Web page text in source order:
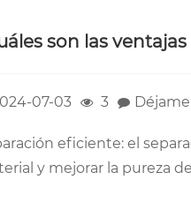
son las
07-03 3
eficiente: el
y mejorar la pureza